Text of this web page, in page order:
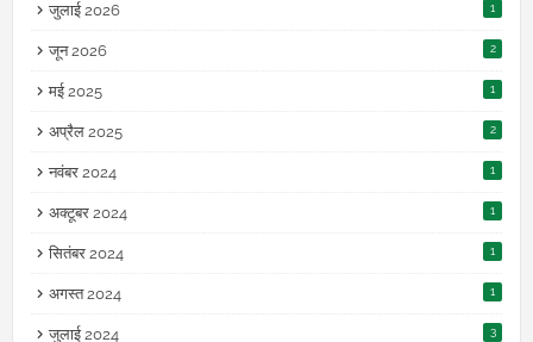
जुलाई 2026 1
जून 2026 2
मई 2025 1
अप्रैल 2025 2
नवंबर 2024 1
अक्टूबर 2024 1
सितंबर 2024 1
अगस्त 2024 1
जुलाई 2024 3